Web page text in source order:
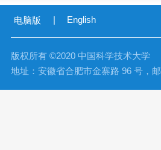
电脑版 English
版权所有 ©2020 中国科学技术大学
地址：安徽省合肥市金寨路 96 号，